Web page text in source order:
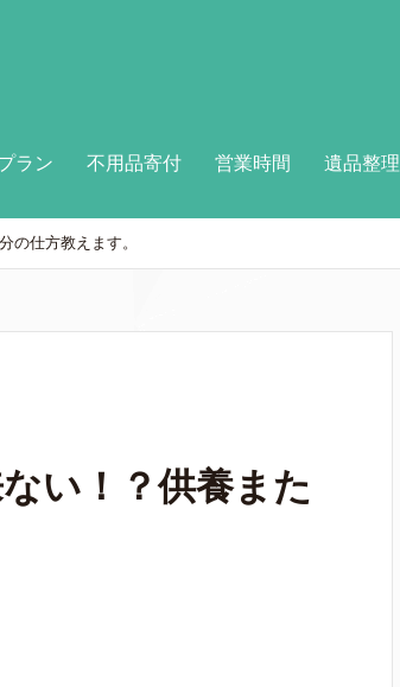
ラン 不用品寄付 営業時間 遺品整理
の仕方教えます。
い！？供養また